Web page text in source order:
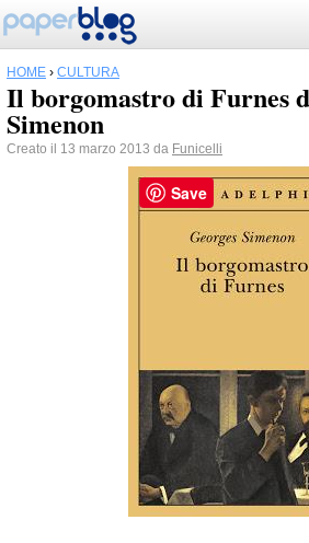
HOME › CULTURA
Il borgomastro di Furnes
Simenon
Creato il 13 marzo 2013 da Funicelli
Save